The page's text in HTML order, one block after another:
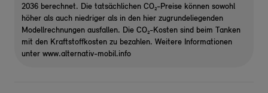
2036 berechnet. Die tatsächlichen CO₂-Preise können sowohl
höher als auch niedriger als in den hier zugrundeliegenden
Modellrechnungen ausfallen. Die CO₂-Kosten sind beim Tanken
mit den Kraftstoffkosten zu bezahlen. Weitere Informationen
unter www.alternativ-mobil.info